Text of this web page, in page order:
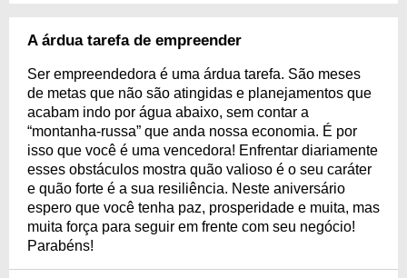
A árdua tarefa de empreender
Ser empreendedora é uma árdua tarefa. São meses
de metas que não são atingidas e planejamentos que
acabam indo por água abaixo, sem contar a
“montanha-russa” que anda nossa economia. É por
isso que você é uma vencedora! Enfrentar diariamente
esses obstáculos mostra quão valioso é o seu caráter
e quão forte é a sua resiliência. Neste aniversário
espero que você tenha paz, prosperidade e muita, mas
muita força para seguir em frente com seu negócio!
Parabéns!